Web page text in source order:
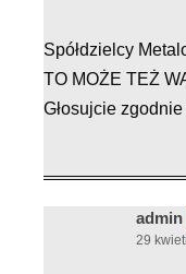
Spółdzielcy
TO MOŻE TEŻ
Głosujcie
admin
29